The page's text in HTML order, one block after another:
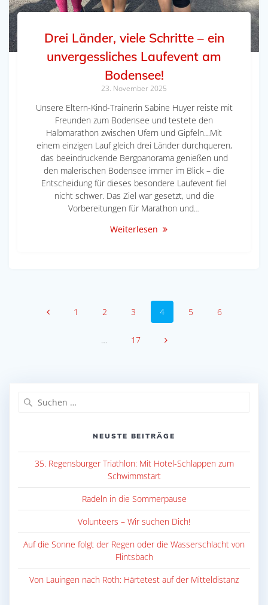
Drei Länder, viele Schritte – ein
unvergessliches Laufevent am
Bodensee!
23. November 2025
Unsere Eltern-Kind-Trainerin Sabine Huyer reiste mit
Freunden zum Bodensee und testete den
Halbmarathon zwischen Ufern und Gipfeln…Mit
einem einzigen Lauf gleich drei Länder durchqueren,
das beeindruckende Bergpanorama genießen und
den malerischen Bodensee immer im Blick – die
Entscheidung für dieses besondere Laufevent fiel
nicht schwer. Das Ziel war gesetzt, und die
Vorbereitungen für Marathon und…
Weiterlesen
Beitragsnavigation
Seite
1 Seite
2 Seite
3 Seite
4 Seite
5 Seite
6
… Seite
17
NEUSTE BEITRÄGE
35. Regensburger Triathlon: Mit Hotel-Schlappen zum
Schwimmstart
Radeln in die Sommerpause
Volunteers – Wir suchen Dich!
Auf die Sonne folgt der Regen oder die Wasserschlacht von
Flintsbach
Von Lauingen nach Roth: Härtetest auf der Mitteldistanz